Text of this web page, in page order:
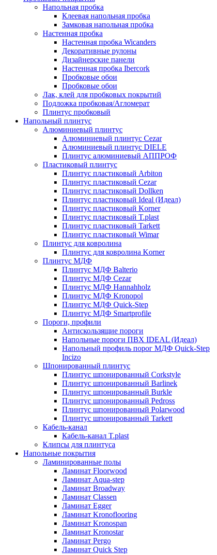
Напольная пробка
Клеевая напольная пробка
Замковая напольная пробка
Настенная пробка
Настенная пробка Wicanders
Декоративные рулоны
Дизайнерские панели
Настенная пробка Ibercork
Пробковые обои
Пробковые обои
Лак, клей для пробковых покрытий
Подложка пробковая/Агломерат
Плинтус пробковый
Напольный плинтус
Алюминиевый плинтус
Алюминиевый плинтус Cezar
Алюминиевый плинтус DIELE
Плинтус алюминиевый АППРОФ
Пластиковый плинтус
Плинтус пластиковый Arbiton
Плинтус пластиковый Cezar
Плинтус пластиковый Dollken
Плинтус пластиковый Ideal (Идеал)
Плинтус пластиковый Korner
Плинтус пластиковый T.plast
Плинтус пластиковый Tarkett
Плинтус пластиковый Wimar
Плинтус для ковролина
Плинтус для ковролина Korner
Плинтус МДФ
Плинтус МДФ Balterio
Плинтус МДФ Cezar
Плинтус МДФ Hannahholz
Плинтус МДФ Kronopol
Плинтус МДФ Quick-Step
Плинтус МДФ Smartprofile
Пороги, профили
Антискользящие пороги
Напольные пороги ПВХ IDEAL (Идеал)
Напольный профиль порог МДФ Quick-Step
Incizo
Шпонированный плинтус
Плинтус шпонированный Corkstyle
Плинтус шпонированный Barlinek
Плинтус шпонированный Burkle
Плинтус шпонированный Pedross
Плинтус шпонированный Polarwood
Плинтус шпонированный Tarkett
Кабель-канал
Кабель-канал T.plast
Клипсы для плинтуса
Напольные покрытия
Ламинированные полы
Ламинат Floorwood
Ламинат Aqua-step
Ламинат Broadway
Ламинат Classen
Ламинат Egger
Ламинат Kronoflooring
Ламинат Kronospan
Ламинат Kronostar
Ламинат Pergo
Ламинат Quick Step